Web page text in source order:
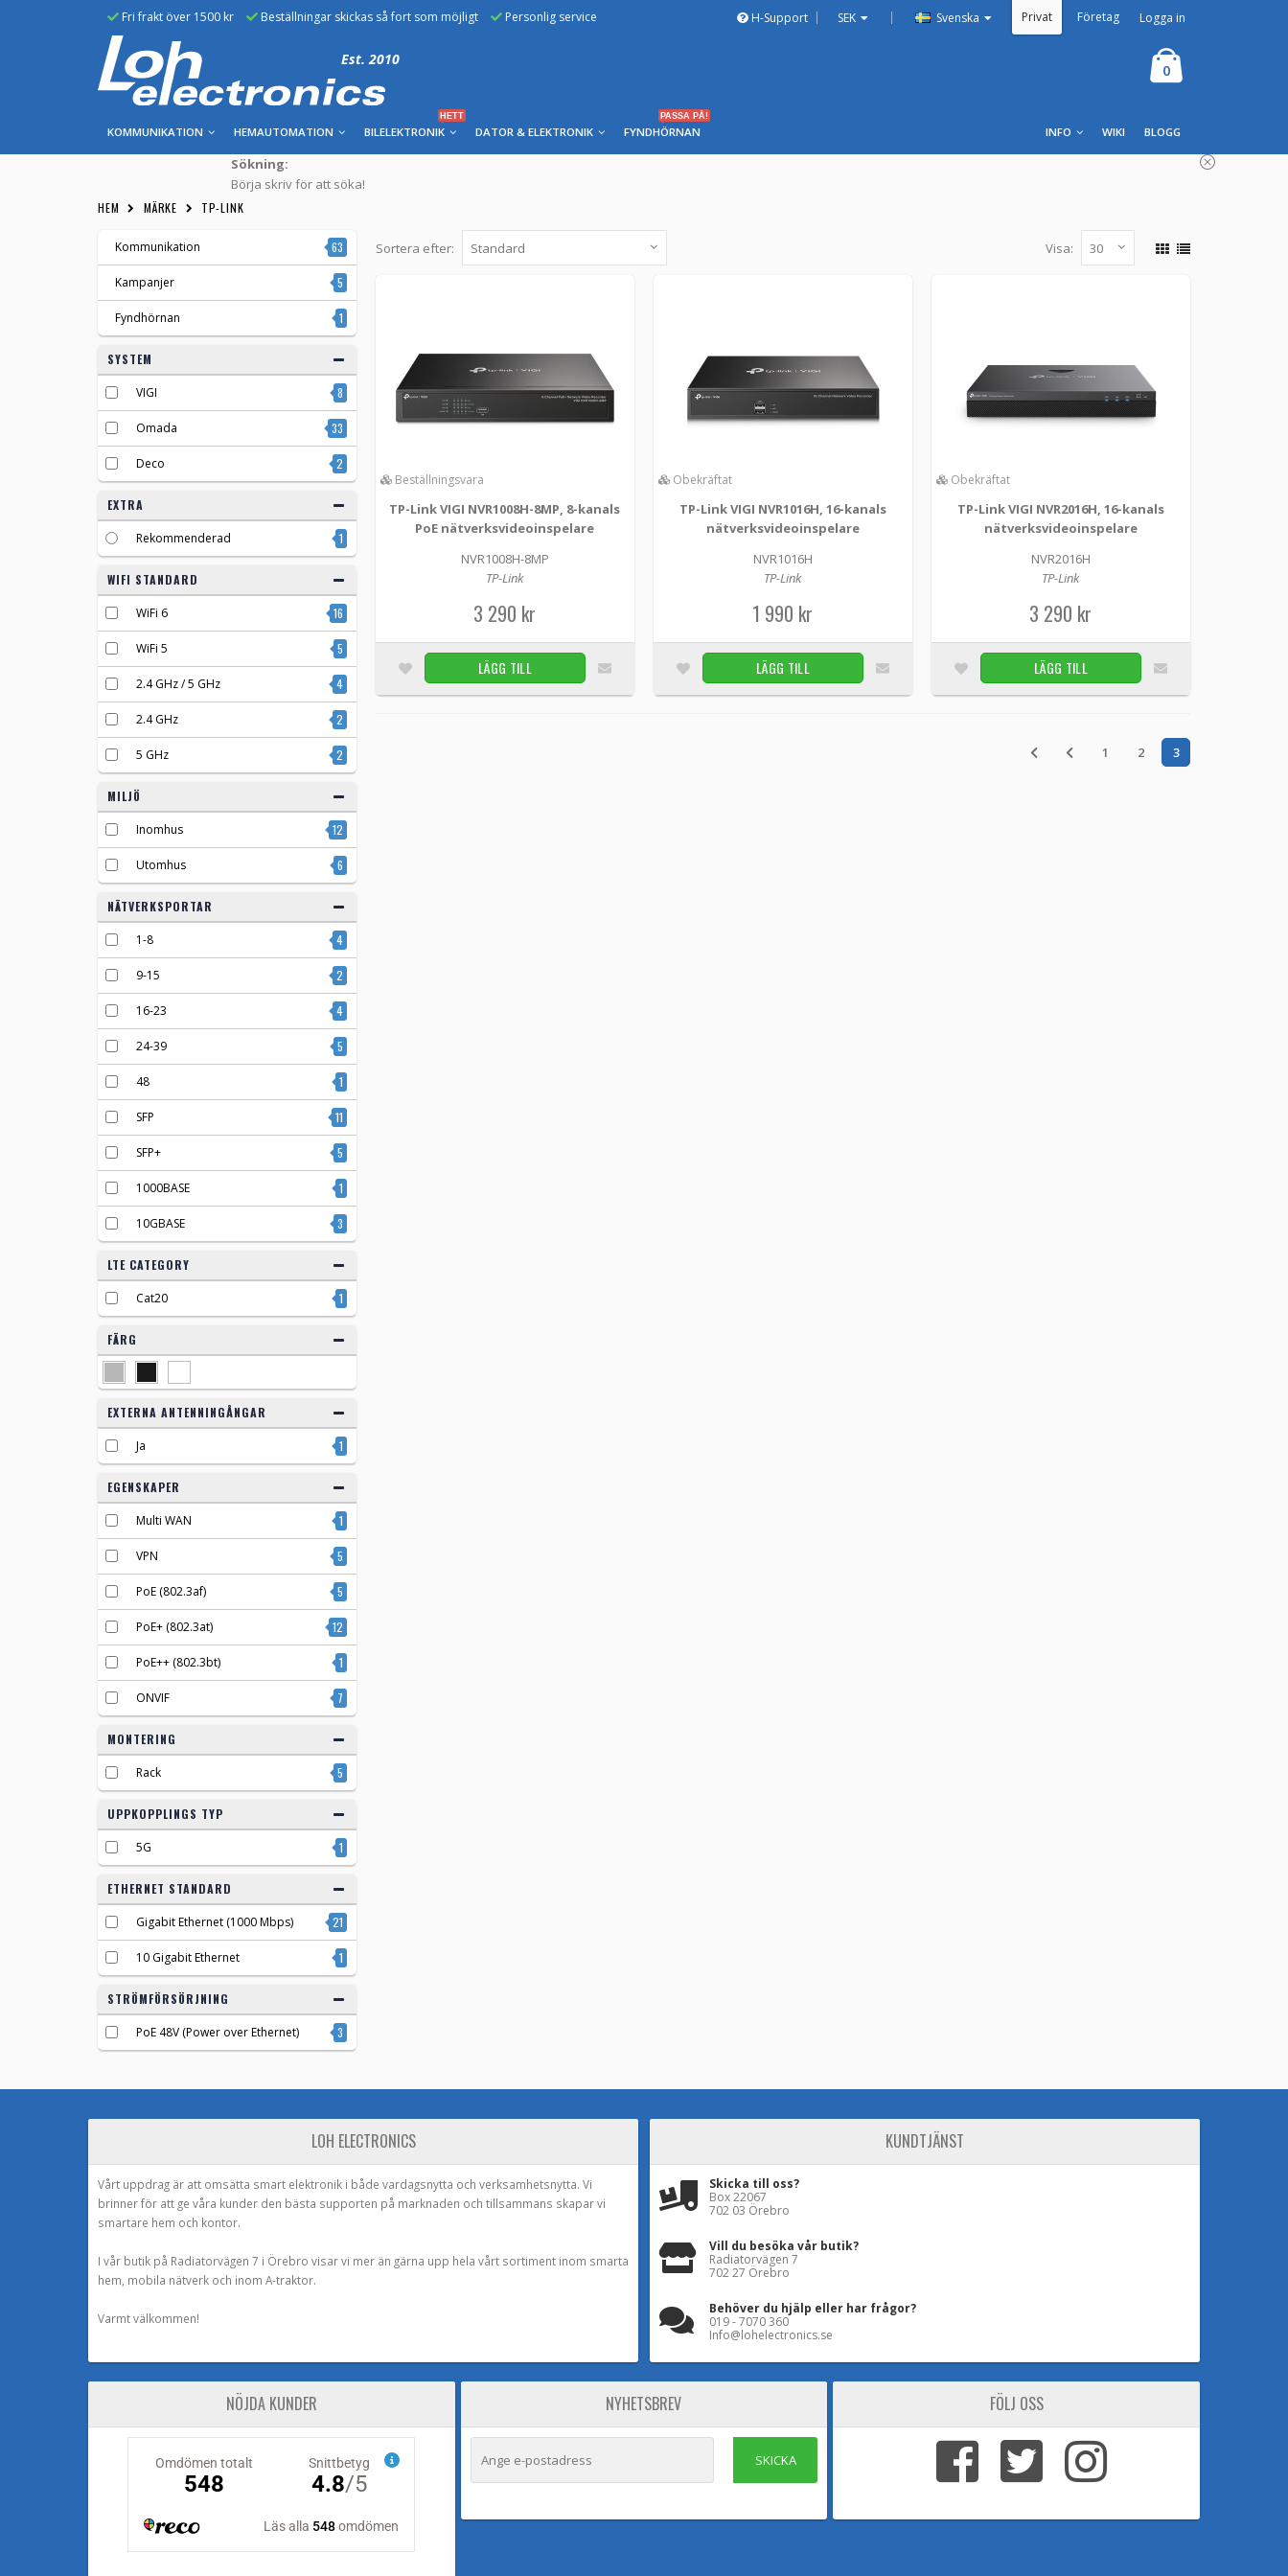
Fri frakt över 1500 kr Beställningar skickas så fort som möjligt Personlig service H-Support SEK | Svenska Privat Företag Logga in
Est. 2010
0
KOMMUNIKATION HEMAUTOMATION BILELEKTRONIK
HETT
DATOR & ELEKTRONIK FYNDHÖRNAN
PASSA PÅ!
BLOGG
WIKI
INFO
Sökning:
Börja skriv för att söka!
HEM MÄRKE TP-LINK
Sortera efter: Visa:
4K HDMI-videoutgång och 16 MP-avkodningskapacitet: Skärp bilddefinition upp till 8 MP och en 8-
kanalsskärm säkerställer att du fångar var...
3 290 kr LÄGG I KUNDVAGN
Beställningsvara
TP-Link VIGI NVR1016H, 16-kanals nätverksvideoinspelare
NVR1016H -
Kontinuerlig inspelning 24/7: Sparar automatiskt upp till 10 TB film från anslutna kameror för att
säkerhetskopiera dina data för snabb och bek...
LÄGG I KUNDVAGN
TP-Link VIGI NVR2016H, 16-kanals nätverksvideoinspelare
NVR2016H -
Beställningsvara
TP-Link VIGI NVR1008H-8MP, 8-kanals
PoE nätverksvideoinspelare
NVR1008H-8MP
TP-Link
3 290 kr
LÄGG TILL
Obekräftat
TP-Link VIGI NVR1016H, 16-kanals
nätverksvideoinspelare
NVR1016H
TP-Link
1 990 kr
LÄGG TILL
Obekräftat
TP-Link VIGI NVR2016H, 16-kanals
nätverksvideoinspelare
NVR2016H
TP-Link
3 290 kr
LÄGG TILL
1 2 3
Kommunikation 63
Kampanjer 5
Fyndhörnan 1
SYSTEM
VIGI 8
Omada 33
Deco 2
EXTRA
Rekommenderad 1
WIFI STANDARD
WiFi 6 16
WiFi 5 5
2.4 GHz / 5 GHz 4
2.4 GHz 2
5 GHz 2
MILJÖ
Inomhus 12
Utomhus 6
NÄTVERKSPORTAR
1-8 4
9-15 2
16-23 4
24-39 5
48 1
SFP 11
SFP+ 5
1000BASE 1
10GBASE 3
LTE CATEGORY
Cat20 1
FÄRG
EXTERNA ANTENNINGÅNGAR
Ja 1
EGENSKAPER
Multi WAN 1
VPN 5
PoE (802.3af) 5
PoE+ (802.3at) 12
PoE++ (802.3bt) 1
ONVIF 7
MONTERING
Rack 5
UPPKOPPLINGS TYP
5G 1
ETHERNET STANDARD
Gigabit Ethernet (1000 Mbps) 21
10 Gigabit Ethernet 1
STRÖMFÖRSÖRJNING
PoE 48V (Power over Ethernet) 3
LOH ELECTRONICS
Vårt uppdrag är att omsätta smart elektronik i både vardagsnytta och verksamhetsnytta. Vi
brinner för att ge våra kunder den bästa supporten på marknaden och tillsammans skapar vi
smartare hem och kontor.
I vår butik på Radiatorvägen 7 i Örebro visar vi mer än gärna upp hela vårt sortiment inom smarta
hem, mobila nätverk och inom A-traktor.
Varmt välkommen!
KUNDTJÄNST
Skicka till oss?
Box 22067
702 03 Örebro
Vill du besöka vår butik?
Radiatorvägen 7
702 27 Örebro
Behöver du hjälp eller har frågor?
019 - 7070 360
Info@lohelectronics.se
NÖJDA KUNDER NYHETSBREV
SKICKA
FÖLJ OSS